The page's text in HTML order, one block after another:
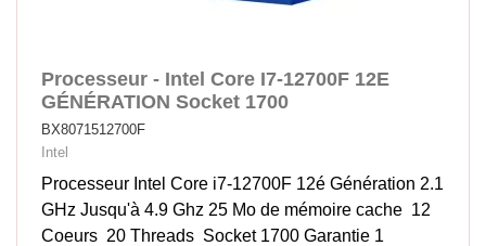
Processeur - Intel Core I7-12700F 12E
GÉNÉRATION Socket 1700
BX8071512700F
Intel
Processeur Intel Core i7-12700F 12é Génération 2.1
GHz Jusqu'à 4.9 Ghz 25 Mo de mémoire cache 12
Coeurs 20 Threads Socket 1700 Garantie 1